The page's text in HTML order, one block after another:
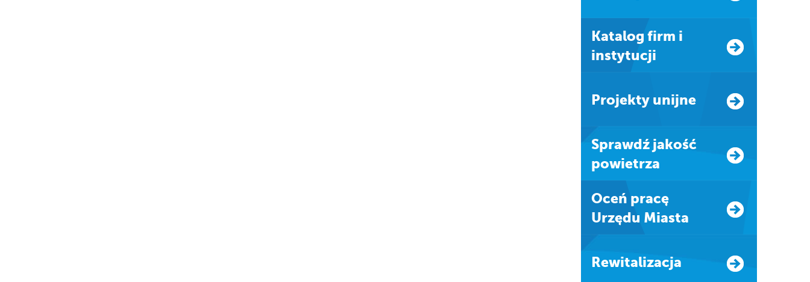
Katalog firm i
instytucji
Projekty unijne
Sprawdź jakość
powietrza
Oceń pracę
Urzędu Miasta
Rewitalizacja